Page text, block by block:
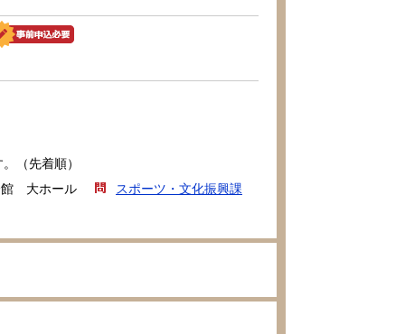
（先着順）
館 大ホール
スポーツ・文化振興課